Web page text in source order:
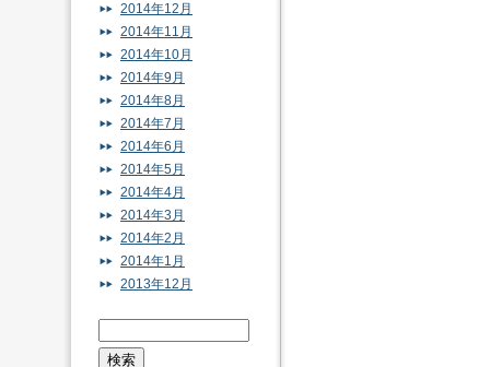
2014年12月
2014年11月
2014年10月
2014年9月
2014年8月
2014年7月
2014年6月
2014年5月
2014年4月
2014年3月
2014年2月
2014年1月
2013年12月